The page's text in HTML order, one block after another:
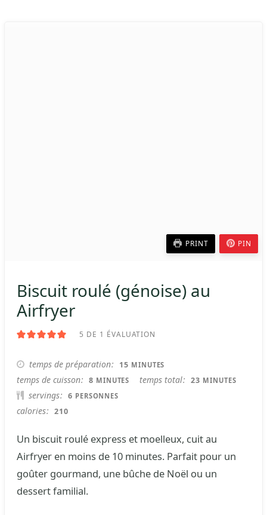
PRINT PIN
Biscuit roulé (génoise) au
Airfryer
5 DE 1 ÉVALUATION
temps de préparation 15 MINUTES
MINUTES
temps de cuisson 8 MINUTES
MINUTES temps total 23 MINUTES
MINUTES
servings 6 PERSONNES
calories 210
Un biscuit roulé express et moelleux, cuit au
Airfryer en moins de 10 minutes. Parfait pour un
goûter gourmand, une bûche de Noël ou un
dessert familial.